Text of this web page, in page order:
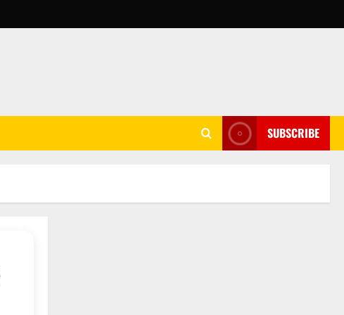
SUBSCRIBE